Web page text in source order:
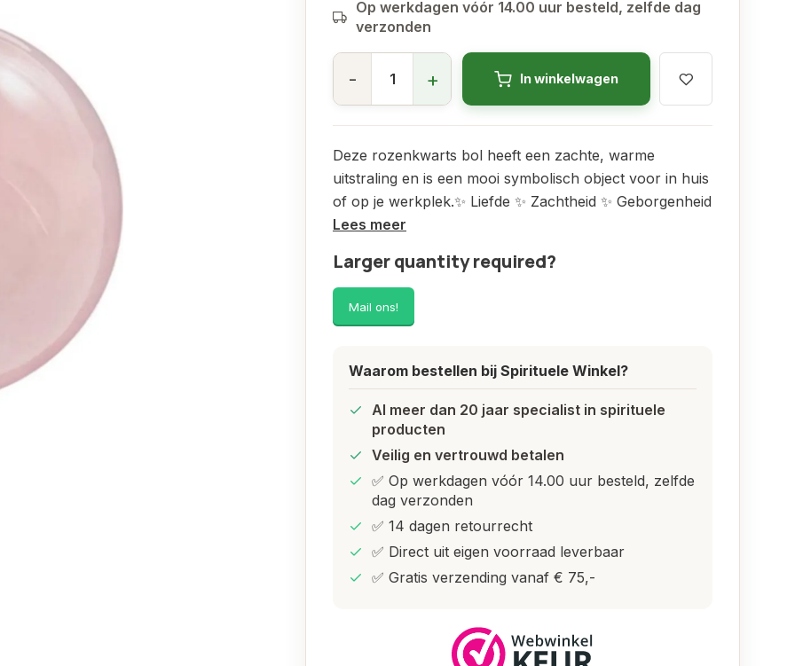
Op werkdagen vóór 14.00 uur besteld, zelfde dag
verzonden
- + In winkelwagen
Deze rozenkwarts bol heeft een zachte, warme
uitstraling en is een mooi symbolisch object voor in huis
of op je werkplek.✨ Liefde ✨ Zachtheid ✨ Geborgenheid
Lees meer
Larger quantity required?
Mail ons!
Waarom bestellen bij Spirituele Winkel?
Al meer dan 20 jaar specialist in spirituele
producten
Veilig en vertrouwd betalen
✅ Op werkdagen vóór 14.00 uur besteld, zelfde
dag verzonden
✅ 14 dagen retourrecht
✅ Direct uit eigen voorraad leverbaar
✅ Gratis verzending vanaf € 75,-